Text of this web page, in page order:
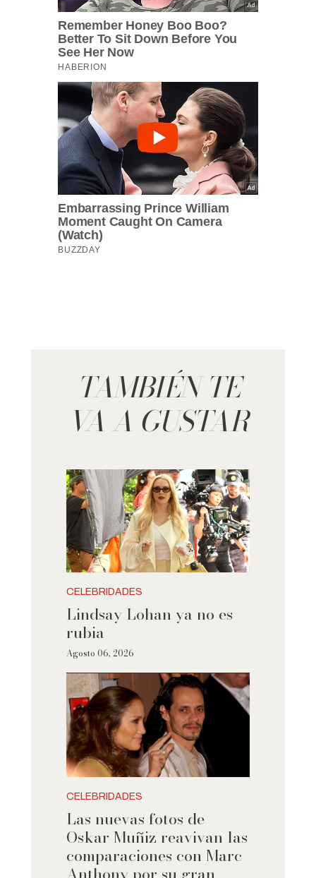
TAMBIÉN TE
VA A GUSTAR
CELEBRIDADES
Lindsay Lohan ya no es
rubia
Agosto 06, 2026
CELEBRIDADES
Las nuevas fotos de
Oskar Muñiz reavivan las
comparaciones con Marc